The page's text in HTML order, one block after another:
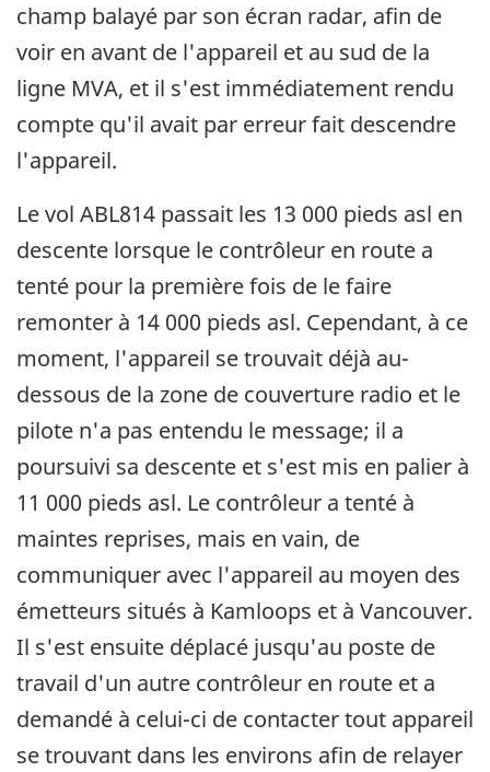
champ balayé par son écran radar, afin de
voir en avant de l'appareil et au sud de la
ligne MVA, et il s'est immédiatement rendu
compte qu'il avait par erreur fait descendre
l'appareil.
Le vol ABL814 passait les 13 000 pieds asl en
descente lorsque le contrôleur en route a
tenté pour la première fois de le faire
remonter à 14 000 pieds asl. Cependant, à ce
moment, l'appareil se trouvait déjà au-
dessous de la zone de couverture radio et le
pilote n'a pas entendu le message; il a
poursuivi sa descente et s'est mis en palier à
11 000 pieds asl. Le contrôleur a tenté à
maintes reprises, mais en vain, de
communiquer avec l'appareil au moyen des
émetteurs situés à Kamloops et à Vancouver.
Il s'est ensuite déplacé jusqu'au poste de
travail d'un autre contrôleur en route et a
demandé à celui-ci de contacter tout appareil
se trouvant dans les environs afin de relayer